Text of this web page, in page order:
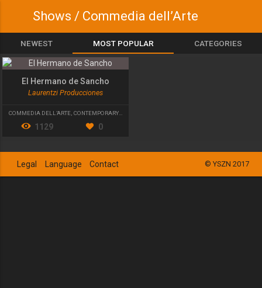
Shows / Commedia dell’Arte
NEWEST MOST POPULAR CATEGORIES
El Hermano de Sancho
Laurentzi Producciones
COMMEDIA DELL’ARTE CONTEMPORARY THEATRE
1129 0
© YSZN 2017
Legal Language Contact